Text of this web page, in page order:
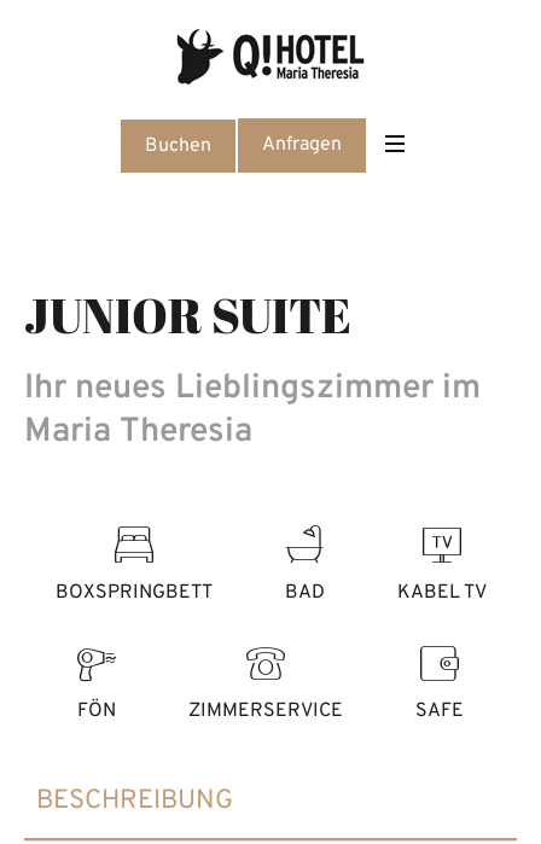
Buchen Anfragen
JUNIOR SUITE
Ihr neues Lieblingszimmer im
Maria Theresia
BOXSPRINGBETT BAD KABEL TV
FÖN ZIMMERSERVICE SAFE
BESCHREIBUNG